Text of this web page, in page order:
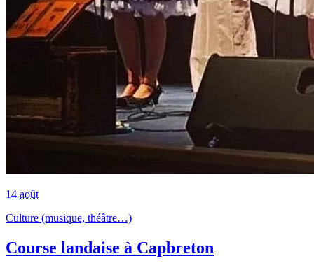
14 août
Culture (musique, théâtre…)
Course landaise à Capbreton